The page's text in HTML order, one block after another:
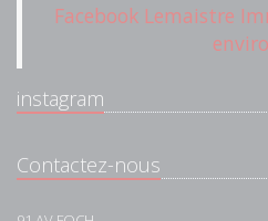
Facebook Lemaistre
instagram
Contactez-nous